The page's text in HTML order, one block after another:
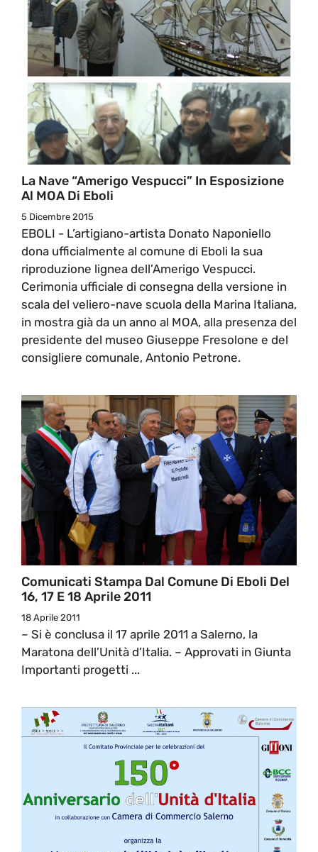
La Nave “Amerigo Vespucci” In Esposizione
Al MOA Di Eboli
5 Dicembre 2015
EBOLI - L’artigiano-artista Donato Naponiello
dona ufficialmente al comune di Eboli la sua
riproduzione lignea dell’Amerigo Vespucci.
Cerimonia ufficiale di consegna della versione in
scala del veliero-nave scuola della Marina Italiana,
in mostra già da un anno al MOA, alla presenza del
presidente del museo Giuseppe Fresolone e del
consigliere comunale, Antonio Petrone.
Comunicati Stampa Dal Comune Di Eboli Del
16, 17 E 18 Aprile 2011
18 Aprile 2011
– Si è conclusa il 17 aprile 2011 a Salerno, la
Maratona dell’Unità d’Italia. – Approvati in Giunta
Importanti progetti ...